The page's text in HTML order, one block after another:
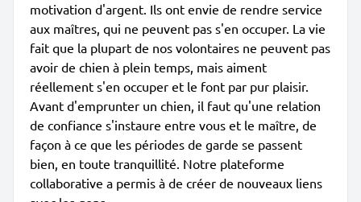
motivation d'argent. Ils ont envie de rendre service
aux maîtres, qui ne peuvent pas s'en occuper. La vie
fait que la plupart de nos volontaires ne peuvent pas
avoir de chien à plein temps, mais aiment
réellement s'en occuper et le font par pur plaisir.
Avant d'emprunter un chien, il faut qu'une relation
de confiance s'instaure entre vous et le maître, de
façon à ce que les périodes de garde se passent
bien, en toute tranquillité. Notre plateforme
collaborative a permis à de créer de nouveaux liens